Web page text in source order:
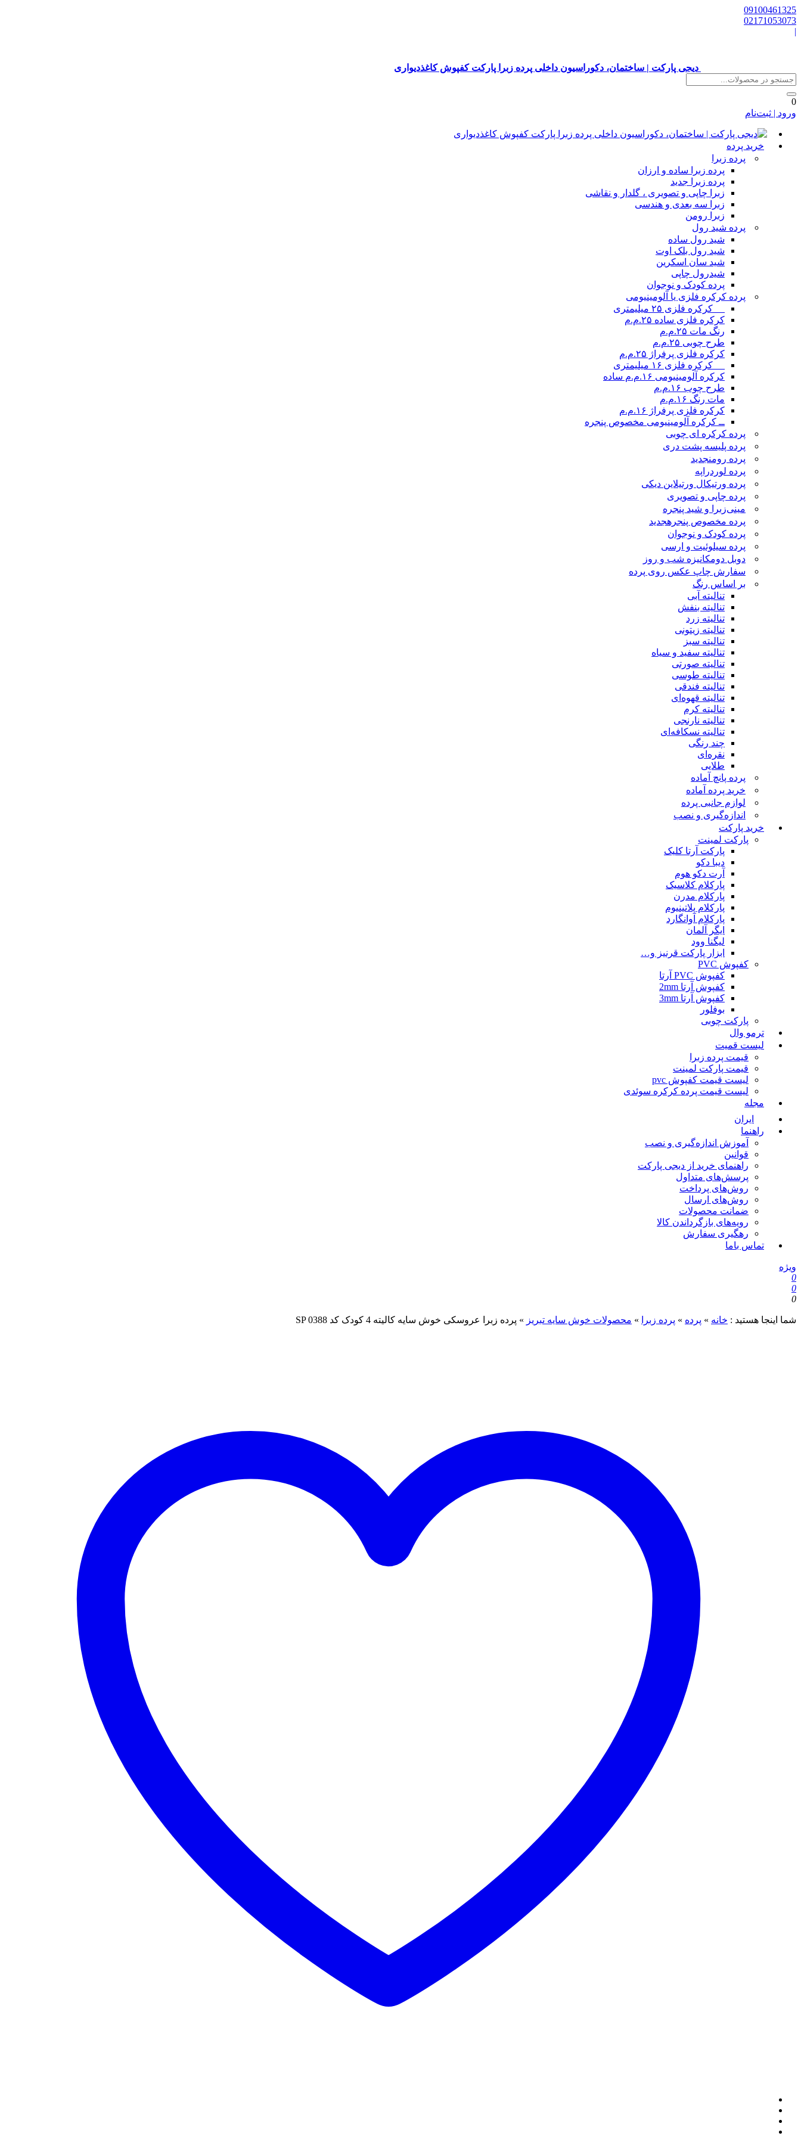
09100461325
02171053073
|
دیجی پارکت | ساختمان، دکوراسیون داخلی پرده زبرا پارکت کفپوش کاغذدیواری
0
ورود | ثبت‌نام
خرید پرده
پرده زبرا
پرده زبرا ساده و ارزان
پرده زبرا جدید
زبرا چاپی و تصویری ، گلدار و نقاشی
زبرا سه بعدی و هندسی
زبرا رومن
پرده شید رول
شید رول ساده
شید رول بلک اوت
شید سان اسکرین
شیدرول چاپی
پرده کودک و نوجوان
پرده کرکره فلزی یا آلومینیومی
__ کرکره فلزی ۲۵ میلیمتری
کرکره فلزی ساده ۲۵.م.م
رنگ مات ۲۵.م.م
طرح چوبی ۲۵.م.م
کرکره فلزی پرفراژ ۲۵.م.م
__ کرکره فلزی ۱۶ میلیمتری
کرکره آلومینیومی ۱۶.م.م ساده
طرح چوب ۱۶.م.م
مات رنگ ۱۶.م.م
کرکره فلزی پرفراژ ۱۶.م.م
ــ کرکره آلومینیومی مخصوص پنجره
پرده کرکره ای چوبی
پرده پلیسه پشت دری
پرده رومنجدید
پرده لوردراپه
پرده ورتیکال ورتیلاین دیکی
پرده چاپی و تصویری
مینی‌زبرا و شید پنجره
پرده مخصوص پنجرهجدید
پرده کودک و نوجوان
پرده سیلوئیت و ارسی
دوبل دومکانیزه شب و روز
سفارش چاپ عکس روی پرده
بر اساس رنگ
تنالیته آبی
تنالیته بنفش
تنالیته زرد
تنالیته زیتونی
تنالیته سبز
تنالیته سفید و سیاه
تنالیته صورتی
تنالیته طوسی
تنالیته فندقی
تنالیته قهوه‌ای
تنالیته کرم
تنالیته نارنجی
تنالیته نسکافه‌ای
چند رنگی
نقره‌ای
طلایی
پرده پانچ آماده
خرید پرده آماده
لوازم جانبی پرده
اندازه‌گیری و نصب
خرید پارکت
پارکت لمینت
پارکت آرتا کلیک
دیبا دکو
آرت دکو هوم
پارکلام کلاسیک
پارکلام مدرن
پارکلام پلاتینیوم
پارکلام آوانگارد
ایگر آلمان
لیگنا وود
ابزار پارکت قرنیز و…
کفپوش PVC
کفپوش PVC آرتا
کفپوش آرتا 2mm
کفپوش آرتا 3mm
بوفلور
پارکت چوبی
ترمو وال
لیست قمیت
قیمت پرده زبرا
قیمت پارکت لمینت
لیست قیمت کفپوش pvc
لیست قیمت پرده کرکره سوئدی
مجله
ایران
راهنما
آموزش اندازه‌گیری و نصب
قوانین
راهنمای خرید از دیجی پارکت
پرسش‌های متداول
روش‌های پرداخت
روش‌های ارسال
ضمانت محصولات
رویه‌های بازگرداندن کالا
رهگیری سفارش
تماس باما
ویژه
0
0
0
شما اینجا هستید : خانه » پرده » پرده زبرا » محصولات خوش سایه تبریز » پرده زبرا عروسکی خوش سایه کالیته 4 کودک کد SP 0388